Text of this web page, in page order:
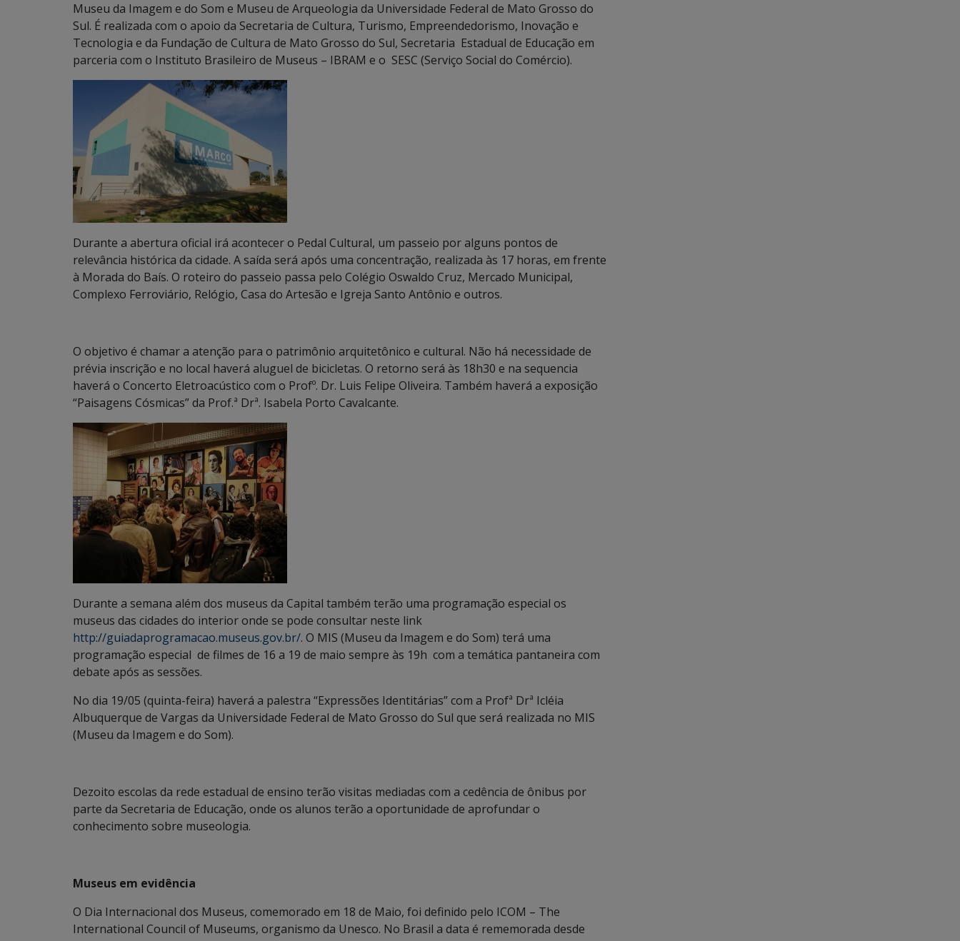
Museu da Imagem e do Som e Museu de Arqueologia da Universidade Federal de Mato Grosso do
Sul. É realizada com o apoio da Secretaria de Cultura, Turismo, Empreendedorismo, Inovação e
Tecnologia e da Fundação de Cultura de Mato Grosso do Sul, Secretaria Estadual de Educação em
parceria com o Instituto Brasileiro de Museus – IBRAM e o SESC (Serviço Social do Comércio).
Durante a abertura oficial irá acontecer o Pedal Cultural, um passeio por alguns pontos de
relevância histórica da cidade. A saída será após uma concentração, realizada às 17 horas, em frente
à Morada do Baís. O roteiro do passeio passa pelo Colégio Oswaldo Cruz, Mercado Municipal,
Complexo Ferroviário, Relógio, Casa do Artesão e Igreja Santo Antônio e outros.
O objetivo é chamar a atenção para o patrimônio arquitetônico e cultural. Não há necessidade de
prévia inscrição e no local haverá aluguel de bicicletas. O retorno será às 18h30 e na sequencia
haverá o Concerto Eletroacústico com o Profº. Dr. Luis Felipe Oliveira. Também haverá a exposição
“Paisagens Cósmicas” da Prof.ª Drª. Isabela Porto Cavalcante.
Durante a semana além dos museus da Capital também terão uma programação especial os
museus das cidades do interior onde se pode consultar neste link
http://guiadaprogramacao.museus.gov.br/. O MIS (Museu da Imagem e do Som) terá uma
programação especial de filmes de 16 a 19 de maio sempre às 19h com a temática pantaneira com
debate após as sessões.
No dia 19/05 (quinta-feira) haverá a palestra “Expressões Identitárias” com a Profª Drª Icléia
Albuquerque de Vargas da Universidade Federal de Mato Grosso do Sul que será realizada no MIS
(Museu da Imagem e do Som).
Dezoito escolas da rede estadual de ensino terão visitas mediadas com a cedência de ônibus por
parte da Secretaria de Educação, onde os alunos terão a oportunidade de aprofundar o
conhecimento sobre museologia.
Museus em evidência
O Dia Internacional dos Museus, comemorado em 18 de Maio, foi definido pelo ICOM – The
International Council of Museums, organismo da Unesco. No Brasil a data é rememorada desde